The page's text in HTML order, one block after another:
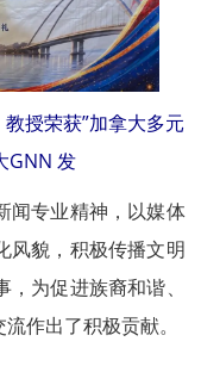
授荣获”加拿大多元
GNN 发
闻专业精神，以媒体
风貌，积极传播文明
为促进族裔和谐、
作出了积极贡献。